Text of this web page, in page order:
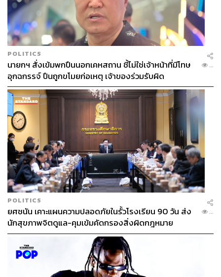
POLITICS
นายกฯ สั่งเข้มพกปืนนอกเคหสถาน ชี้ไม่ใช่เจ้าหน้าที่มีโทษ
อุกฉกรรจ์ ปืนถูกขโมยก่อเหตุ เจ้าของร่วมรับผิด
...
POLITICS
ยศชนัน เคาะแผนความปลอดภัยในรั้วโรงเรียน 90 วัน ส่ง
นักสุขภาพจิตดูแล-คุมเข้มคัดกรองสิ่งผิดกฎหมาย
...